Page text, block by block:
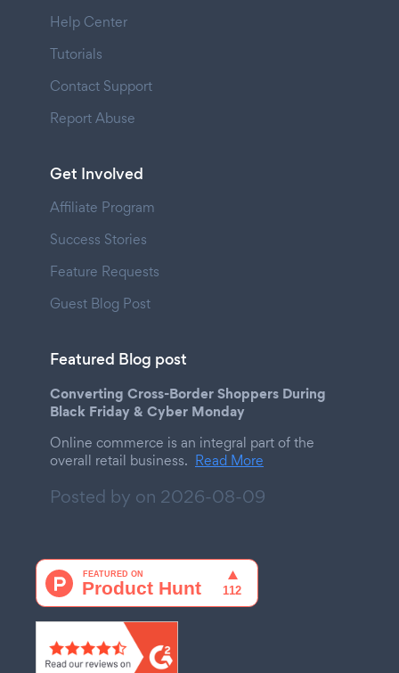
Help Center
Tutorials
Contact Support
Report Abuse
Get Involved
Affiliate Program
Success Stories
Feature Requests
Guest Blog Post
Featured Blog post
Converting Cross-Border Shoppers During
Black Friday & Cyber Monday
Online commerce is an integral part of the
overall retail business. Read More
Posted by on 2026-08-09